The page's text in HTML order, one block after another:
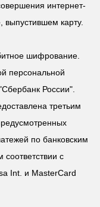
интернет-
выпустившем карту.
шифрование.
персональной
России".
третьим
по банковским
соответствии с
Int. и MasterCard